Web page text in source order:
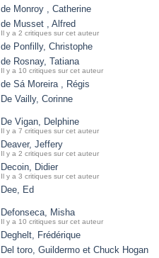
de Monroy , Catherine
de Musset , Alfred
Il y a 2 critiques sur cet auteur
de Ponfilly, Christophe
de Rosnay, Tatiana
Il y a 10 critiques sur cet auteur
de Sá Moreira , Régis
De Vailly, Corinne
De Vigan, Delphine
Il y a 7 critiques sur cet auteur
Deaver, Jeffery
Il y a 2 critiques sur cet auteur
Decoin, Didier
Il y a 3 critiques sur cet auteur
Dee, Ed
Defonseca, Misha
Il y a 10 critiques sur cet auteur
Deghelt, Frédérique
Del toro, Guildermo et Chuck Hogan